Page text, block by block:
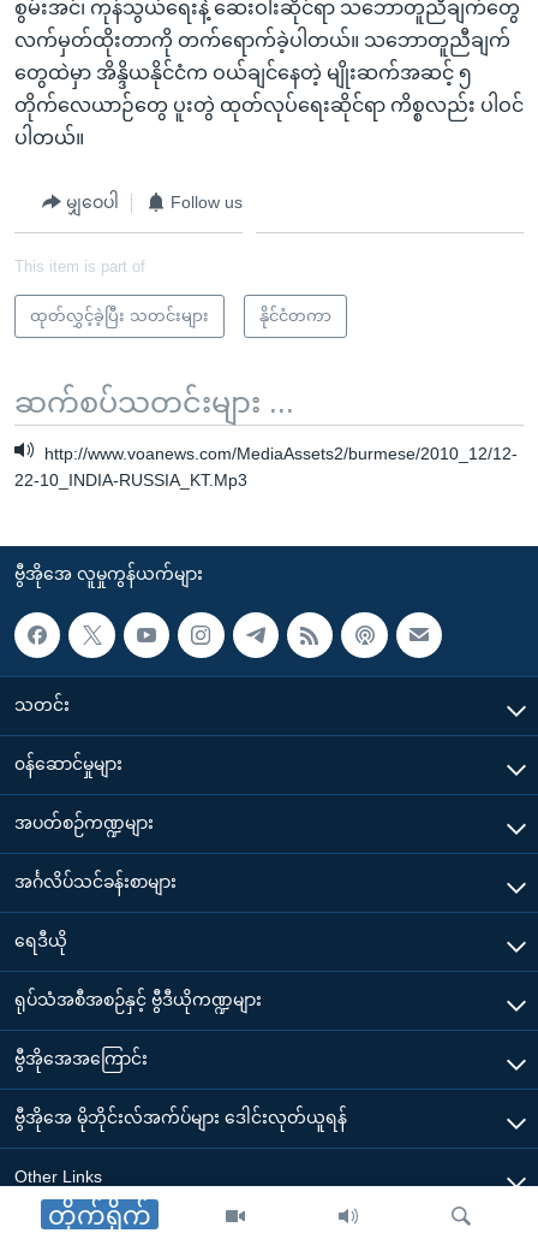
တိုက်ရိုက်
စွမ်းအင်၊ ကုန်သွယ်ရေးနဲ့ ဆေးဝါးဆိုင်ရာ သဘောတူညီချက်တွေ
လက်မှတ်ထိုးတာကို တက်ရောက်ခဲ့ပါတယ်။ သဘောတူညီချက်
တွေထဲမှာ အိန္ဒိယနိုင်ငံက ဝယ်ချင်နေတဲ့ မျိုးဆက်အဆင့် ၅
တိုက်လေယာဉ်တွေ ပူးတွဲ ထုတ်လုပ်ရေးဆိုင်ရာ ကိစ္စလည်း ပါဝင်
ပါတယ်။
မျှဝေပါ Follow us
This item is part of
ထုတ်လွှင့်ခဲ့ပြီး သတင်းများ နိုင်ငံတကာ
ဆက်စပ်သတင်းများ ...
http://www.voanews.com/MediaAssets2/burmese/2010_12/12-
22-10_INDIA-RUSSIA_KT.Mp3
ဗွီအိုအေ လူမှုကွန်ယက်များ
သတင်း
၀န်ဆောင်မှုများ
အပတ်စဉ်ကဏ္ဍများ
အင်္ဂလိပ်သင်ခန်းစာများ
ရေဒီယို
ရုပ်သံအစီအစဉ်နှင့် ဗွီဒီယိုကဏ္ဍများ
ဗွီအိုအေအကြောင်း
ဗွီအိုအေ မိုဘိုင်းလ်အက်ပ်များ ဒေါင်းလုတ်ယူရန်
Other Links